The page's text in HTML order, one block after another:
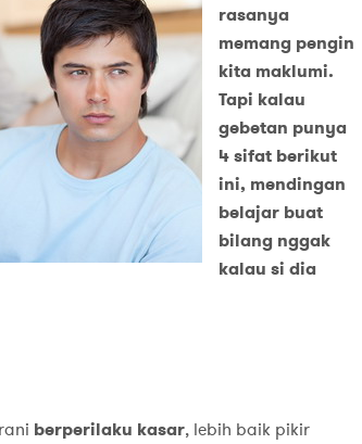
rasanya
memang pengin
kita maklumi.
Tapi kalau
gebetan punya
4 sifat berikut
ini, mendingan
belajar buat
bilang nggak
kalau si dia
berperilaku kasar, lebih baik pikir